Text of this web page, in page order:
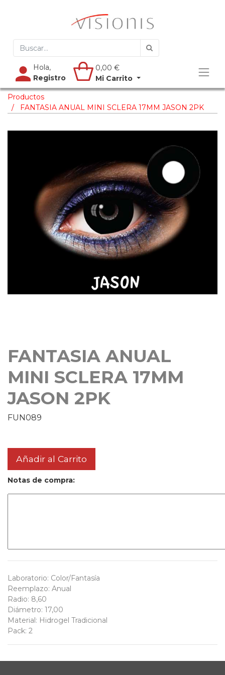
Hola,
Registro
0,00 €
Mi Carrito
Productos
FANTASIA ANUAL MINI SCLERA 17MM JASON 2PK
FANTASIA ANUAL
MINI SCLERA 17MM
JASON 2PK
FUN089
Añadir al Carrito
Notas de compra:
Laboratorio: Color/Fantasía
Reemplazo: Anual
Radio: 8,60
Diámetro: 17,00
Material: Hidrogel Tradicional
Pack: 2